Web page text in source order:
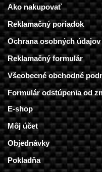
Ako nakupovať
Reklamačný poriadok
Ochrana osobných
Reklamačný formulár
Všeobecné obchodné
Formulár odstúpenia od
E-shop
Môj účet
Objednávky
Pokladňa